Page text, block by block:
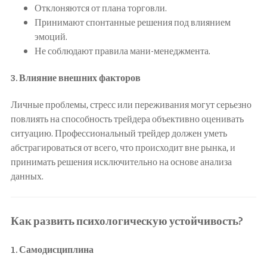
Отклоняются от плана торговли.
Принимают спонтанные решения под влиянием
эмоций.
Не соблюдают правила мани-менеджмента.
3.Влияние внешних факторов
Личные проблемы, стресс или переживания могут серьезно
повлиять на способность трейдера объективно оценивать
ситуацию. Профессиональный трейдер должен уметь
абстрагироваться от всего, что происходит вне рынка, и
принимать решения исключительно на основе анализа
данных.
Как развить психологическую устойчивость?
1. Самодисциплина